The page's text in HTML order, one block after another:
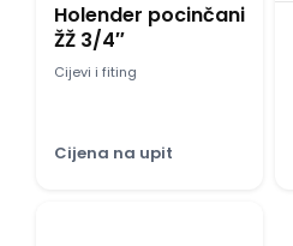
Holender pocinčani
ŽŽ 3/4″
Cijevi i fiting
Cijena na upit